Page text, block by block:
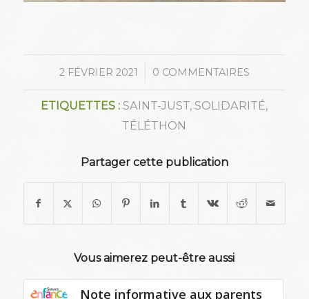
2 FÉVRIER 2021
/ 0 COMMENTAIRES
ETIQUETTES : SAINT-JUST,SOLIDARITÉ,
TÉLÉTHON
Partager cette publication
Vous aimerez peut-être aussi
Note informative aux parents